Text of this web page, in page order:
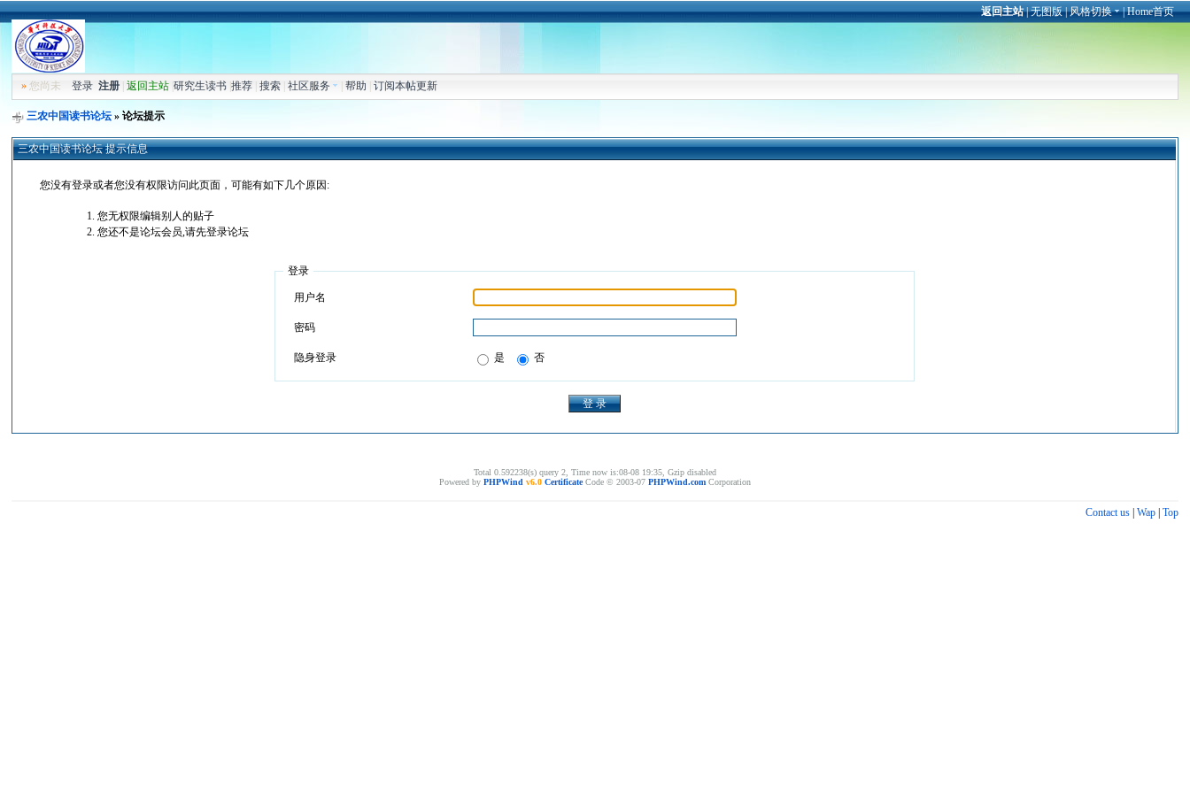
返回主站|无图版|风格切换 |Home首页
» 您尚未登录 注册 |返回主站 |研究生读书 |推荐 |搜索 |社区服务 |帮助 |订阅本帖更新
三农中国读书论坛» 论坛提示
三农中国读书论坛 提示信息
您没有登录或者您没有权限访问此页面，可能有如下几个原因:
您无权限编辑别人的贴子
您还不是论坛会员,请先登录论坛
登录
用户名
密码
隐身登录 是 否
Total 0.592238(s) query 2, Time now is:08-08 19:35, Gzip disabled
Powered by PHPWind v6.0 CertificateCode © 2003-07 PHPWind.com Corporation
Contact us| Wap| Top